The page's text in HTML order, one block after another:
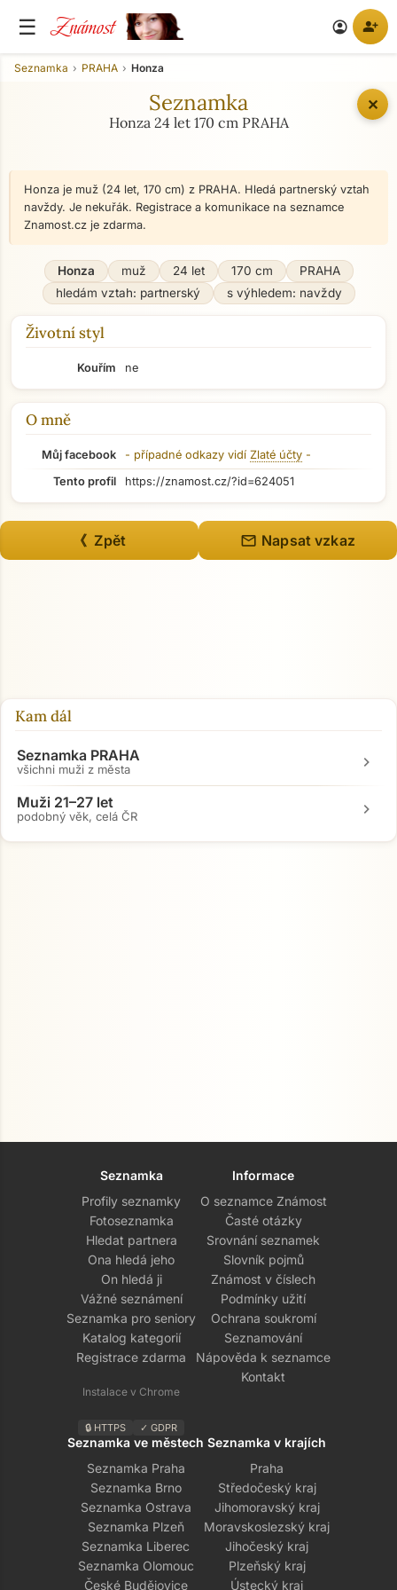
☰ Známost account_circle person_add
✕
Seznamka PRAHA Honza
Seznamka
Honza 24 let 170 cm PRAHA
Honza je muž (24 let, 170 cm) z PRAHA. Hledá partnerský vztah
navždy. Je nekuřák. Registrace a komunikace na seznamce
Znamost.cz je zdarma.
Honza muž 24 let 170 cm
PRAHA
hledám vztah: partnerský
s výhledem: navždy
Životní styl
Kouřím ne
O mně
Můj facebook - případné odkazy vidí Zlaté účty -
Tento profil
https://znamost.cz/?id=624051
《 Zpět mail Napsat vzkaz
Kam dál
Seznamka PRAHA
všichni muži z města chevron_right
Muži 21–27 let
podobný věk, celá ČR chevron_right
Seznamka
Profily seznamky
Fotoseznamka
Hledat partnera
Ona hledá jeho
On hledá ji
Vážné seznámení
Seznamka pro seniory
Katalog kategorií
Registrace zdarma
Instalace v Chrome
🔒 HTTPS ✓ GDPR
Informace
O seznamce Známost
Časté otázky
Srovnání seznamek
Slovník pojmů
Známost v číslech
Podmínky užití
Ochrana soukromí
Seznamování
Nápověda k seznamce
Kontakt
Seznamka ve městech
Seznamka Praha
Seznamka Brno
Seznamka Ostrava
Seznamka Plzeň
Seznamka Liberec
Seznamka Olomouc
České Budějovice
Seznamka v krajích
Praha
Středočeský kraj
Jihomoravský kraj
Moravskoslezský kraj
Jihočeský kraj
Plzeňský kraj
Ústecký kraj